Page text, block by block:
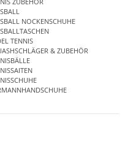
NOCKENSCHUHE
TENNIS
& ZUBEHÖR